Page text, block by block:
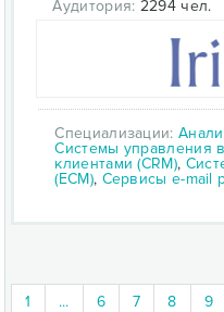
Аудитория: 2294 чел.
Специализации:
Системы управления
клиентами (CRM),
(ECM), Сервисы e-mail
1 ... 6 7 8 9